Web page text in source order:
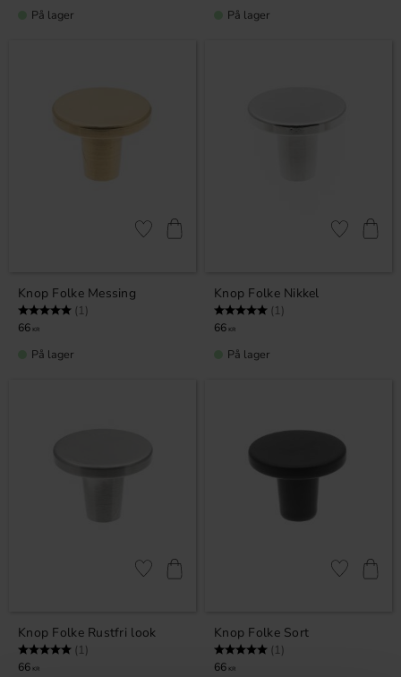
På lager På lager
Knop Folke Messing
Vurdering: (1)
66 KR
Gem som favorit
På lager
Knop Folke Nikkel
Vurdering: (1)
66 KR
Gem som
På lager
Knop Folke Rustfri look
Vurdering: (1)
66 KR
Gem som favorit
Knop Folke Sort
Vurdering: (1)
66 KR
Gem som